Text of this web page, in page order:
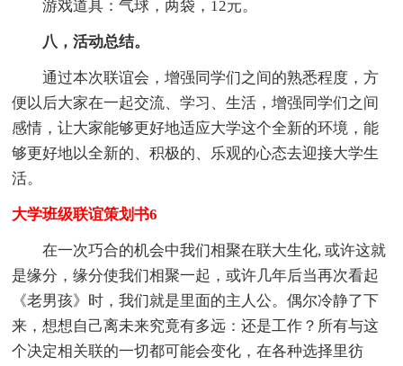
游戏道具：气球，两袋，12元。
八，活动总结。
通过本次联谊会，增强同学们之间的熟悉程度，方
便以后大家在一起交流、学习、生活，增强同学们之间
感情，让大家能够更好地适应大学这个全新的环境，能
够更好地以全新的、积极的、乐观的心态去迎接大学生
活。
大学班级联谊策划书6
在一次巧合的机会中我们相聚在联大生化, 或许这就
是缘分，缘分使我们相聚一起，或许几年后当再次看起
《老男孩》时，我们就是里面的主人公。偶尔冷静了下
来，想想自己离未来究竟有多远：还是工作？所有与这
个决定相关联的一切都可能会变化，在各种选择里彷